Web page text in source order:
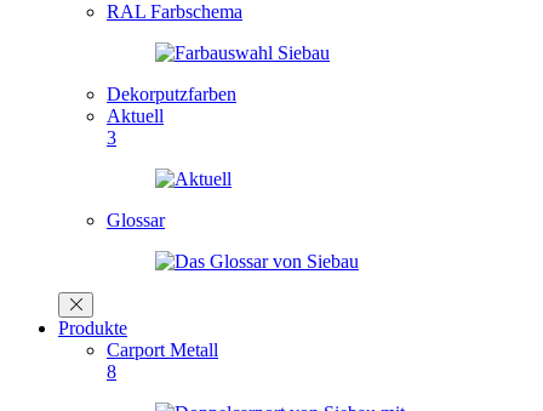
RAL Farbschema
Dekorputzfarben
Aktuell
3
Glossar
Produkte
Carport Metall
8